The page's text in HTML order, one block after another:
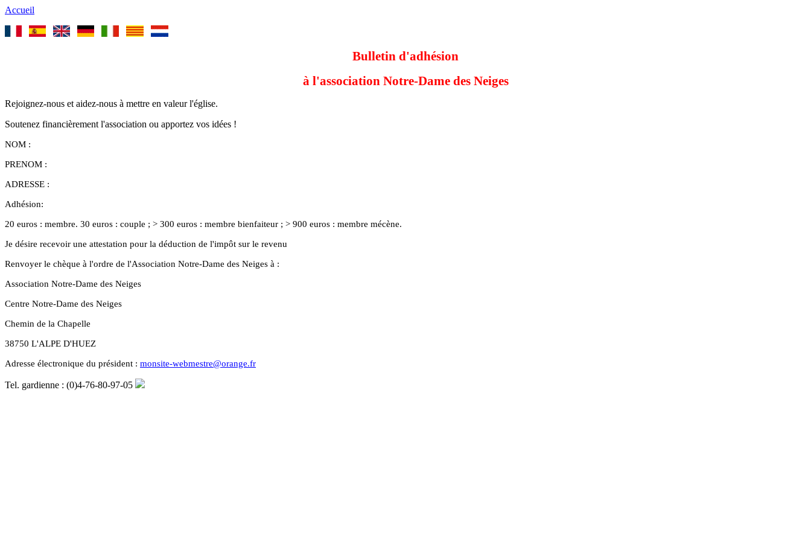
Accueil
Bulletin d'adhésion
à l'association Notre-Dame des Neiges
Rejoignez-nous et aidez-nous à mettre en valeur l'église.
Soutenez financièrement l'association ou apportez vos idées !
NOM :
PRENOM :
ADRESSE :
Adhésion:
20 euros : membre. 30 euros : couple ; > 300 euros : membre bienfaiteur ; > 900 euros : membre mécène.
Je désire recevoir une attestation pour la déduction de l'impôt sur le revenu
Renvoyer le chèque à l'ordre de l'Association Notre-Dame des Neiges à :
Association Notre-Dame des Neiges
Centre Notre-Dame des Neiges
Chemin de la Chapelle
38750 L'ALPE D'HUEZ
Adresse électronique du président : monsite-webmestre@orange.fr
Tel. gardienne : (0)4-76-80-97-05